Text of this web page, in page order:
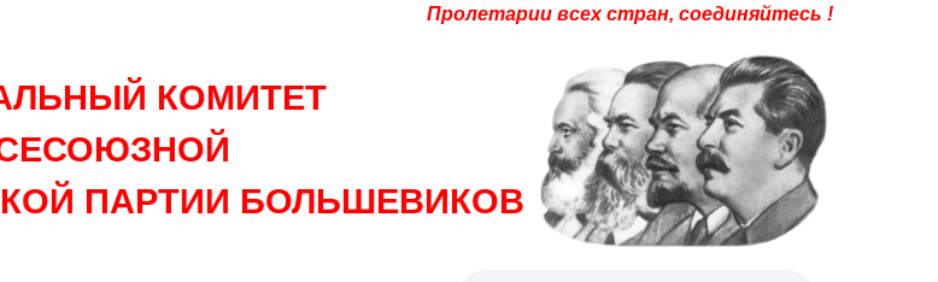
Пролетарии всех стран, соединяйтесь !
КОМИТЕТ
ПАРТИИ БОЛЬШЕВИКОВ